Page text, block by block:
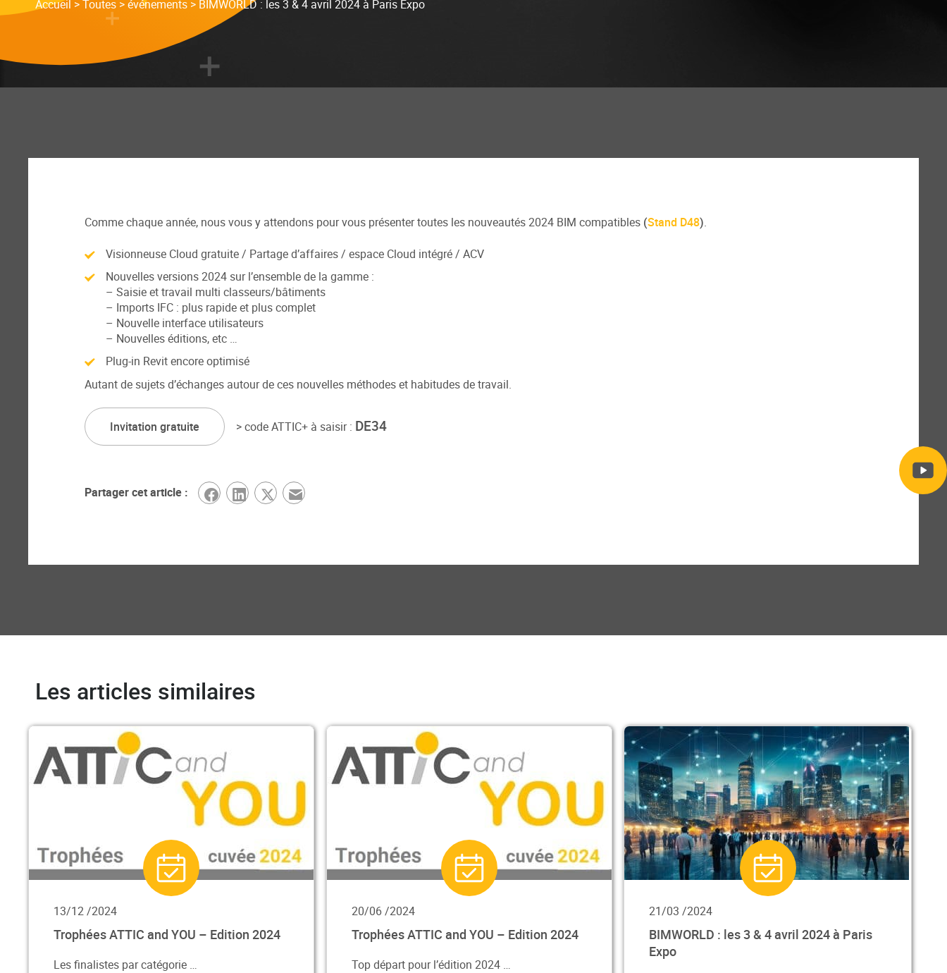
Accueil >Toutes >événements > BIMWORLD : les 3 & 4 avril 2024 à Paris Expo
Comme chaque année, nous vous y attendons pour vous présenter toutes les nouveautés 2024 BIM compatibles (Stand D48).
Visionneuse Cloud gratuite / Partage d’affaires / espace Cloud intégré / ACV
Nouvelles versions 2024 sur l’ensemble de la gamme :
– Saisie et travail multi classeurs/bâtiments
– Imports IFC : plus rapide et plus complet
– Nouvelle interface utilisateurs
– Nouvelles éditions, etc …
Plug-in Revit encore optimisé
Autant de sujets d’échanges autour de ces nouvelles méthodes et habitudes de travail.
Invitation gratuite > code ATTIC+ à saisir : DE34
Partager cet article :
Les articles similaires
13/12 /2024
Trophées ATTIC and YOU – Edition 2024
Les finalistes par catégorie …
20/06 /2024
Trophées ATTIC and YOU – Edition 2024
Top départ pour l’édition 2024 …
21/03 /2024
BIMWORLD : les 3 & 4 avril 2024 à Paris
Expo